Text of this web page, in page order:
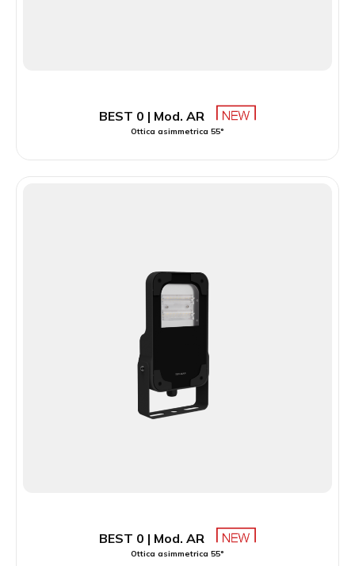
BEST 0 | Mod. AR
Ottica asimmetrica 55°
BEST 0 | Mod. AR
Ottica asimmetrica 55°